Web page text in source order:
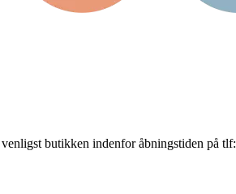
butikken indenfor åbningstiden på tlf: